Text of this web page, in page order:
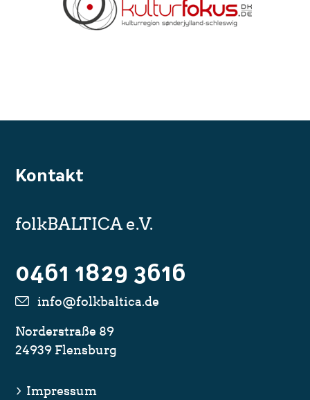
Kontakt
folkBALTICA e.V.
0461 1829 3616
info@folkbaltica.de
Norderstraße 89
24939 Flensburg
Impressum